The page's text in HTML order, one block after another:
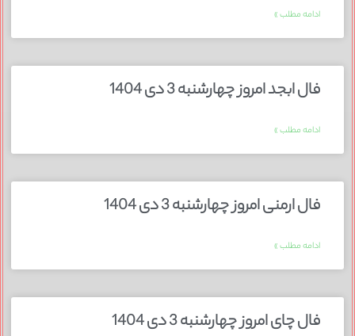
ادامه مطلب »
فال ابجد امروز چهارشنبه 3 دی 1404
ادامه مطلب »
فال ارمنی امروز چهارشنبه 3 دی 1404
ادامه مطلب »
فال چای امروز چهارشنبه 3 دی 1404